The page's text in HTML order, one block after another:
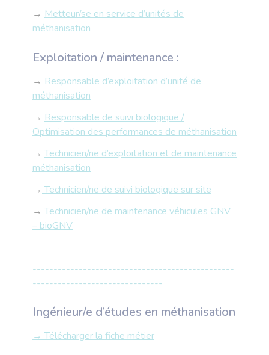
→ Metteur/se en service d’unités de
méthanisation
Exploitation / maintenance :
→ Responsable d’exploitation d’unité de
méthanisation
→ Responsable de suivi biologique /
Optimisation des performances de méthanisation
→ Technicien/ne d’exploitation et de maintenance
méthanisation
→ Technicien/ne de suivi biologique sur site
→ Technicien/ne de maintenance véhicules GNV
– bioGNV
------------------------------------------------
-------------------------------
Ingénieur/e d’études en méthanisation
→ Télécharger la fiche métier